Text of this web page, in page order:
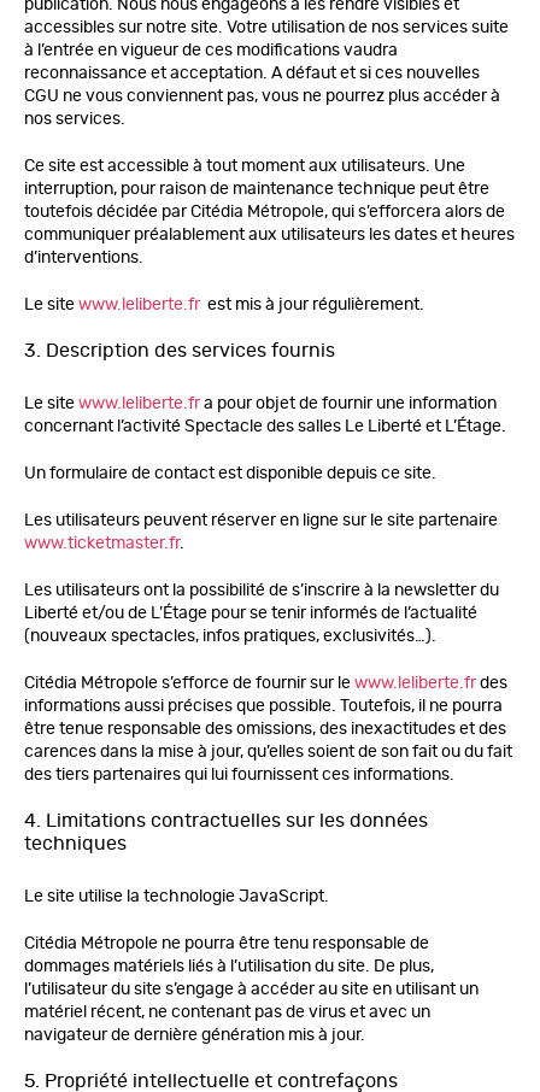
publication. Nous nous engageons à les rendre visibles et
accessibles sur notre site. Votre utilisation de nos services suite
à l’entrée en vigueur de ces modifications vaudra
reconnaissance et acceptation. A défaut et si ces nouvelles
CGU ne vous conviennent pas, vous ne pourrez plus accéder à
nos services.
Ce site est accessible à tout moment aux utilisateurs. Une
interruption, pour raison de maintenance technique peut être
toutefois décidée par Citédia Métropole, qui s’efforcera alors de
communiquer préalablement aux utilisateurs les dates et heures
d’interventions.
Le site www.leliberte.fr est mis à jour régulièrement.
3. Description des services fournis
Le site www.leliberte.fr a pour objet de fournir une information
concernant l’activité Spectacle des salles Le Liberté et L’Étage.
Un formulaire de contact est disponible depuis ce site.
Les utilisateurs peuvent réserver en ligne sur le site partenaire
www.ticketmaster.fr.
Les utilisateurs ont la possibilité de s’inscrire à la newsletter du
Liberté et/ou de L’Étage pour se tenir informés de l’actualité
(nouveaux spectacles, infos pratiques, exclusivités…).
Citédia Métropole s’efforce de fournir sur le www.leliberte.fr des
informations aussi précises que possible. Toutefois, il ne pourra
être tenue responsable des omissions, des inexactitudes et des
carences dans la mise à jour, qu’elles soient de son fait ou du fait
des tiers partenaires qui lui fournissent ces informations.
4. Limitations contractuelles sur les données
techniques
Le site utilise la technologie JavaScript.
Citédia Métropole ne pourra être tenu responsable de
dommages matériels liés à l’utilisation du site. De plus,
l’utilisateur du site s’engage à accéder au site en utilisant un
matériel récent, ne contenant pas de virus et avec un
navigateur de dernière génération mis à jour.
5. Propriété intellectuelle et contrefaçons